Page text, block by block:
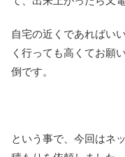
自宅の近くであればい
く行っても高くてお願
倒です。
という事で、今回はネ